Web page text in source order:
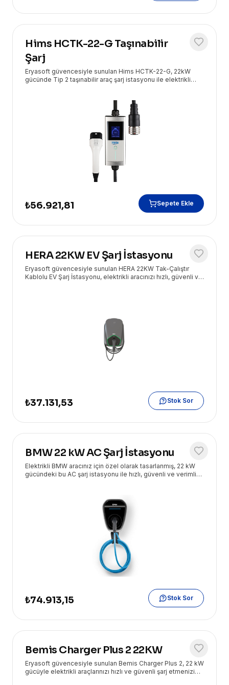
Hims HCTK-22-G Taşınabilir
Şarj
Eryasoft güvencesiyle sunulan Hims HCTK-22-G, 22kW
gücünde Tip 2 taşınabilir araç şarj istasyonu ile elektrikli
₺56.921,81 Sepete Ekle
HERA 22KW EV Şarj İstasyonu
Eryasoft güvencesiyle sunulan HERA 22KW Tak-Çalıştır
Kablolu EV Şarj İstasyonu, elektrikli aracınızı hızlı, güvenli ve
₺37.131,53 Stok Sor
BMW 22 kW AC Şarj İstasyonu
Elektrikli BMW aracınız için özel olarak tasarlanmış, 22 kW
gücündeki bu AC şarj istasyonu ile hızlı, güvenli ve verimli
₺74.913,15 Stok Sor
Bemis Charger Plus 2 22KW
Eryasoft güvencesiyle sunulan Bemis Charger Plus 2, 22 kW
gücüyle elektrikli araçlarınızı hızlı ve güvenli şarj etmenizi